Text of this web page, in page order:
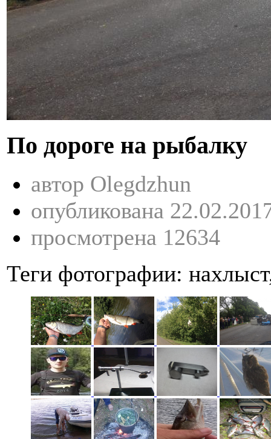
По дороге на рыбалку
автор Olegdzhun
опубликована
просмотрена 12634
Теги фотографии: